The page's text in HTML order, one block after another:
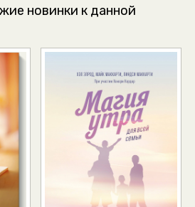
новинки к данной